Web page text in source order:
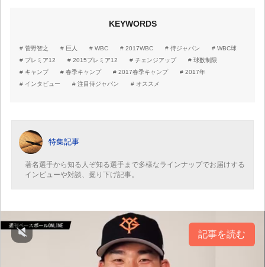
KEYWORDS
菅野智之 巨人 WBC 2017WBC 侍ジャパン
WBC球
プレミア12
2015プレミア12 チェンジアップ
球数制限
キャンプ
春季キャンプ 2017春季キャンプ
2017年
インタビュー
注目侍ジャパン オススメ
特集記事
著名選手から知る人ぞ知る選手まで多様なラインナップでお届けする
インビューや対談、掘り下げ記事。
記事を読む